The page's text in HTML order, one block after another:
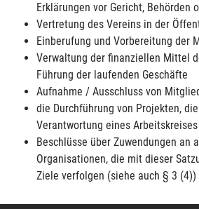
Erklärungen vor Gericht, Behörden
Vertretung des Vereins in der
Einberufung und Vorbereitung der
Verwaltung der finanziellen Mittel
Führung der laufenden Geschäfte
Aufnahme / Ausschluss von
die Durchführung von Projekten,
Verantwortung eines
Beschlüsse über Zuwendungen an
Organisationen, die mit dieser
Ziele verfolgen (siehe auch § 3 (4))